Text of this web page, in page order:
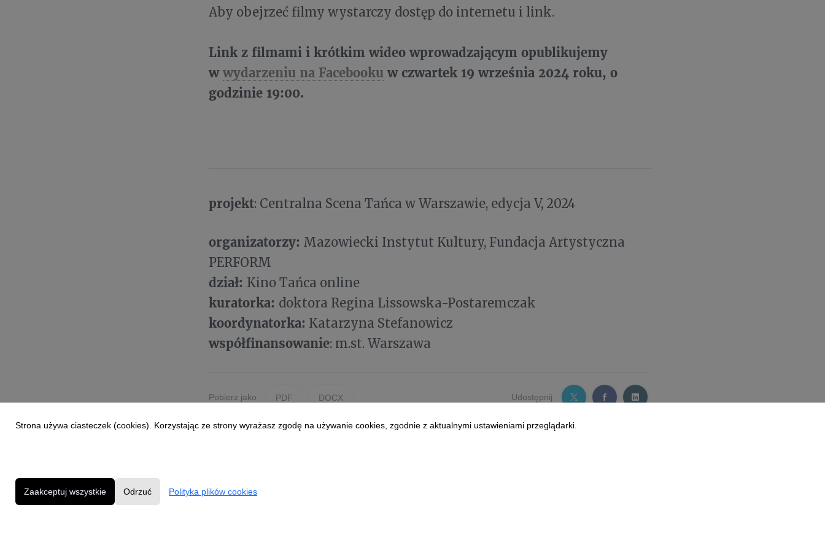
Aby obejrzeć filmy wystarczy dostęp do internetu i link.
Link z filmami i krótkim wideo wprowadzającym opublikujemy
wwydarzeniu na Facebooku w czwartek 19 września 2024 roku, o
godzinie 19:00.
projekt: Centralna Scena Tańca w Warszawie, edycja V, 2024
organizatorzy: Mazowiecki Instytut Kultury, Fundacja Artystyczna
PERFORM
dział: Kino Tańca online
kuratorka: doktora Regina Lissowska-Postaremczak
koordynatorka: Katarzyna Stefanowicz
współfinansowanie: m.st. Warszawa
Pobierz jako PDF DOCX Udostępnij
Strona używa ciasteczek (cookies). Korzystając ze strony wyrażasz zgodę na używanie cookies, zgodnie z aktualnymi ustawieniami przeglądarki.
Zaakceptuj wszystkie Odrzuć Polityka plików cookies